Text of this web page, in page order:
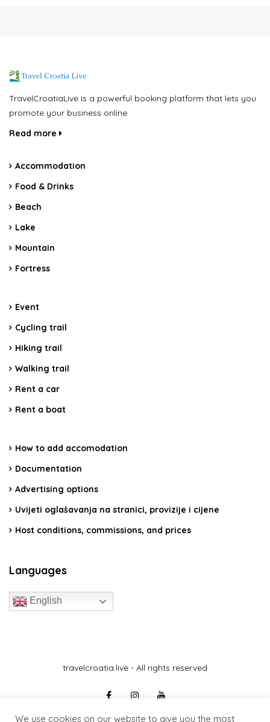
TravelCroatiaLive is a powerful booking platform that lets you
promote your business online.
Read more
Accommodation
Food & Drinks
Beach
Lake
Mountain
Fortress
Event
Cycling trail
Hiking trail
Walking trail
Rent a car
Rent a boat
How to add accomodation
Documentation
Advertising options
Uvijeti oglašavanja na stranici, provizije i cijene
Host conditions, commissions, and prices
Languages
English
travelcroatia.live - All rights reserved
We use cookies on our website to give you the most